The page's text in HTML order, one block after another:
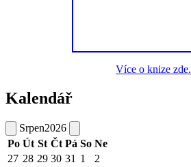
Více o knize zde.
Kalendář
Srpen2026
Po Út St Čt Pá So Ne
27 28 29 30 31 1
2